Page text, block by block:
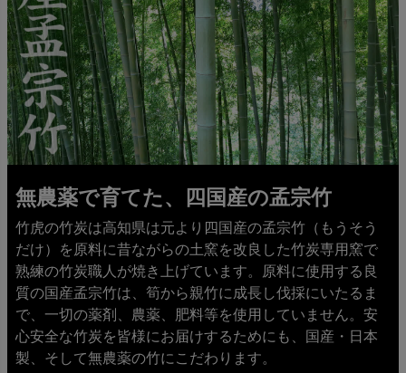
無農薬で育てた、四国産の孟宗竹
竹虎の竹炭は高知県は元より四国産の孟宗竹（もうそう
だけ）を原料に昔ながらの土窯を改良した竹炭専用窯で
熟練の竹炭職人が焼き上げています。原料に使用する良
質の国産孟宗竹は、筍から親竹に成長し伐採にいたるま
で、一切の薬剤、農薬、肥料等を使用していません。安
心安全な竹炭を皆様にお届けするためにも、国産・日本
製、そして無農薬の竹にこだわります。